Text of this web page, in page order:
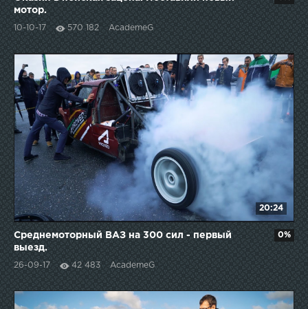
мотор.
10-10-17 570 182 AcademeG
20:24
Среднемоторный ВАЗ на 300 сил - первый
выезд.
26-09-17 42 483 AcademeG
0%